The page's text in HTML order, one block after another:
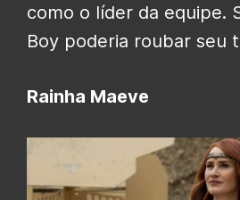
como o líder da equipe.
Boy poderia roubar seu
Rainha Maeve